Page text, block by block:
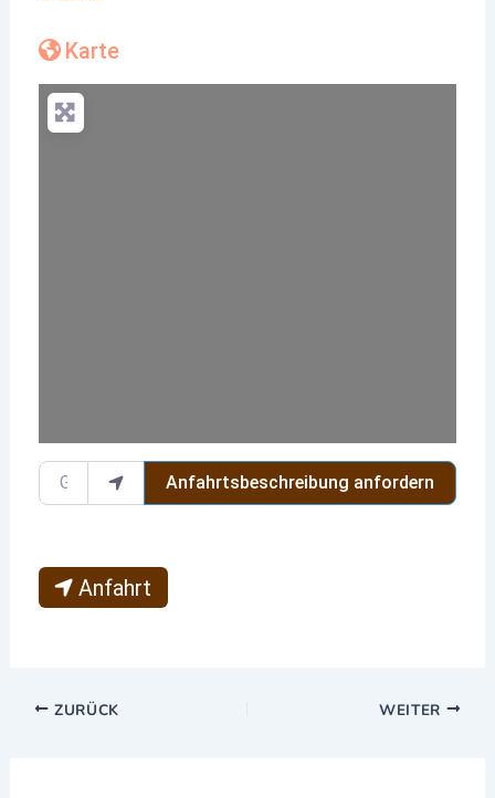
Karte
Gib deinen Standort ein.Anfahrtsbeschreibung anfordern
Anfahrt
ZURÜCK WEITER